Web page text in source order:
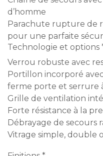
d’homme
Parachute rupture de
pour une parfaite
Technologie et options
Verrou robuste avec
Portillon incorporé
ferme porte et serrure
Grille de ventilation
Forte résistance à la
Débrayage de secours
Vitrage simple, double